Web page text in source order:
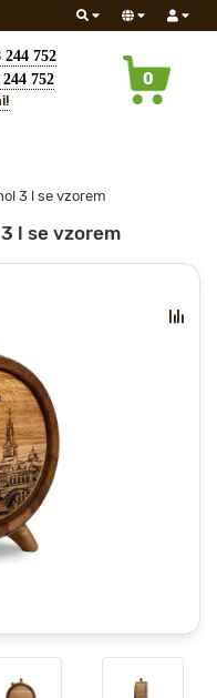
244 752
752
0
3 l se vzorem
l se vzorem